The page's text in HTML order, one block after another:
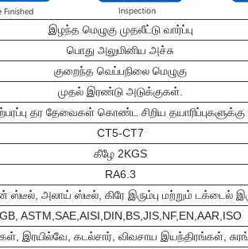
இழந்த மெழுகு முதலீட்டு வார்ப்பு
பொது அலுமினிய அச்சு
குறைந்த வெப்பநிலை மெழுகு
முதல் இரண்டு அடுக்குகள்.
தர தேவைகள் கொண்ட சிறிய தயாரிப்புகளுக்கு
CT5-CT7
கீழே 2KGS
RA6.3
ஸ்டீல், அலாய் ஸ்டீல், கிரே இரும்பு மற்றும் டக்டைல்
GB, ASTM,SAE,AISI,DIN,BS,JIS,NF,EN,AAR,ISO
இரயில்வே, கடல்சார், விவசாய இயந்திரங்கள்,